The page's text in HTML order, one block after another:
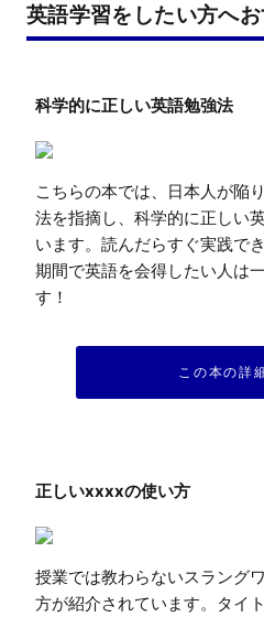
英語学習をしたい方へ
こちらの本では、日本人が陥
法を指摘し、科学的に正しい
います。読んだらすぐ実践で
期間で英語を会得したい人は
す！
この本の詳
授業では教わらないスラング
方が紹介されています。タイ